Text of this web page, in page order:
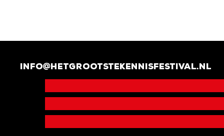
info@hetgrootstekennisfestival.nl